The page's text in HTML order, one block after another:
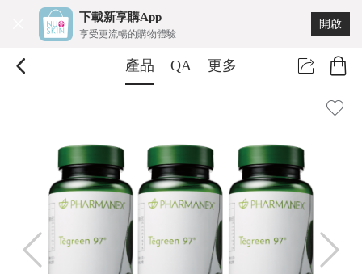
下載新享購App
享受更流暢的購物體驗
開啟
產品 QA 更多